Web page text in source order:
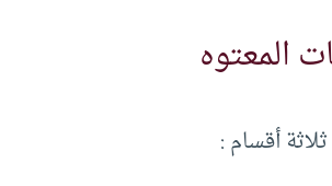
المعتوه
أقسام :‏